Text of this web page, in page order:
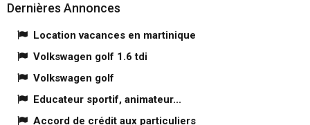
Dernières Annonces
Location vacances en martinique
Volkswagen golf 1.6 tdi
Volkswagen golf
Educateur sportif, animateur...
Accord de crédit aux particuliers